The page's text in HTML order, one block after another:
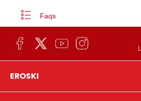
Faqs
EROSKI